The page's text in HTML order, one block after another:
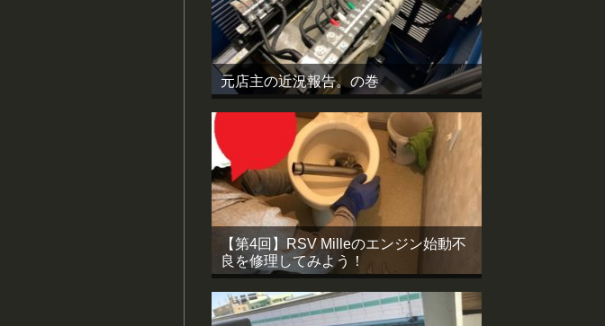
元店主の近況報告。の巻
【第4回】RSV Milleのエンジン始動不
良を修理してみよう！